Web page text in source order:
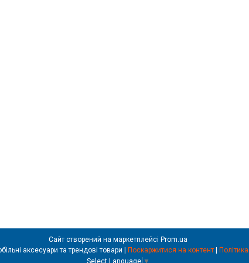
Сайт створений на маркетплейсі Prom.ua
REALSHOP.com.ua - мобільні аксесуари та трендові товари | Поскаржитися на контент |
Select Language ▼